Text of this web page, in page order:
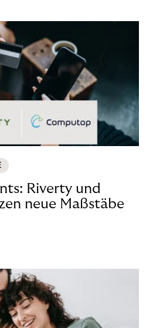
Riverty und
neue Maßstäbe